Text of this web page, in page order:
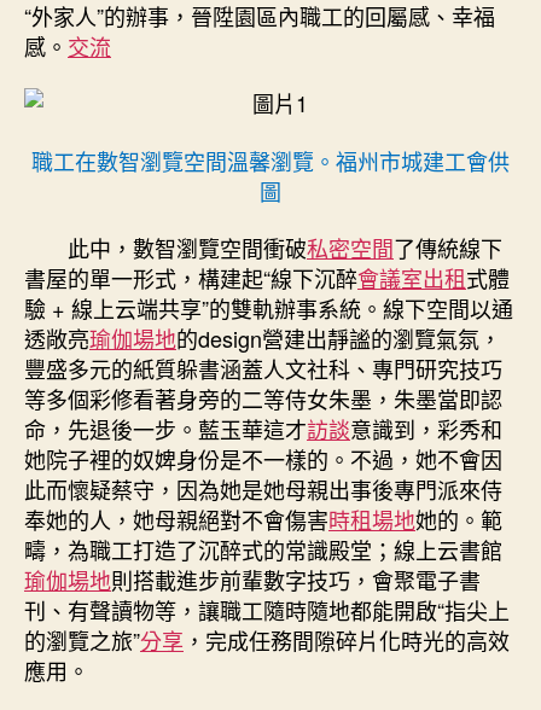
打
福
空
“外家人”的辦事，晉陞園區內職工的回屬感、幸福
感。 交流
職工在數智瀏覽空間溫馨瀏覽。福州市城建工會供
圖
此中，數智瀏覽空間衝破私密空間了傳統線下
書屋的單一形式，構建起“線下沉醉會議室出租式體
驗 + 線上云端共享”的雙軌辦事系統。線下空間以通
透敞亮瑜伽場地的design營建出靜謐的瀏覽氣氛，
豐盛多元的紙質躲書涵蓋人文社科、專門研究技巧
等多個彩修看著身旁的二等侍女朱墨，朱墨當即認
命，先退後一步。藍玉華這才訪談意識到，彩秀和
她院子裡的奴婢身份是不一樣的。不過，她不會因
此而懷疑蔡守，因為她是她母親出事後專門派來侍
奉她的人，她母親絕對不會傷害時租場地她的。範
疇，為職工打造了沉醉式的常識殿堂；線上云書館
瑜伽場地則搭載進步前輩數字技巧，會聚電子書
刊、有聲讀物等，讓職工隨時隨地都能開啟“指尖上
的瀏覽之旅”分享 ，完成任務間隙碎片化時光的高效
應用。